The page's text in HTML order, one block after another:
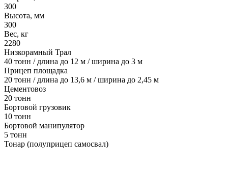
300
Высота, мм
300
Вес, кг
2280
Низкорамный Трал
40 тонн / длина до 12 м / ширина до 3 м
Прицеп площадка
20 тонн / длина до 13,6 м / ширина до 2,45 м
Цементовоз
20 тонн
Бортовой грузовик
10 тонн
Бортовой манипулятор
5 тонн
Тонар (полуприцеп самосвал)